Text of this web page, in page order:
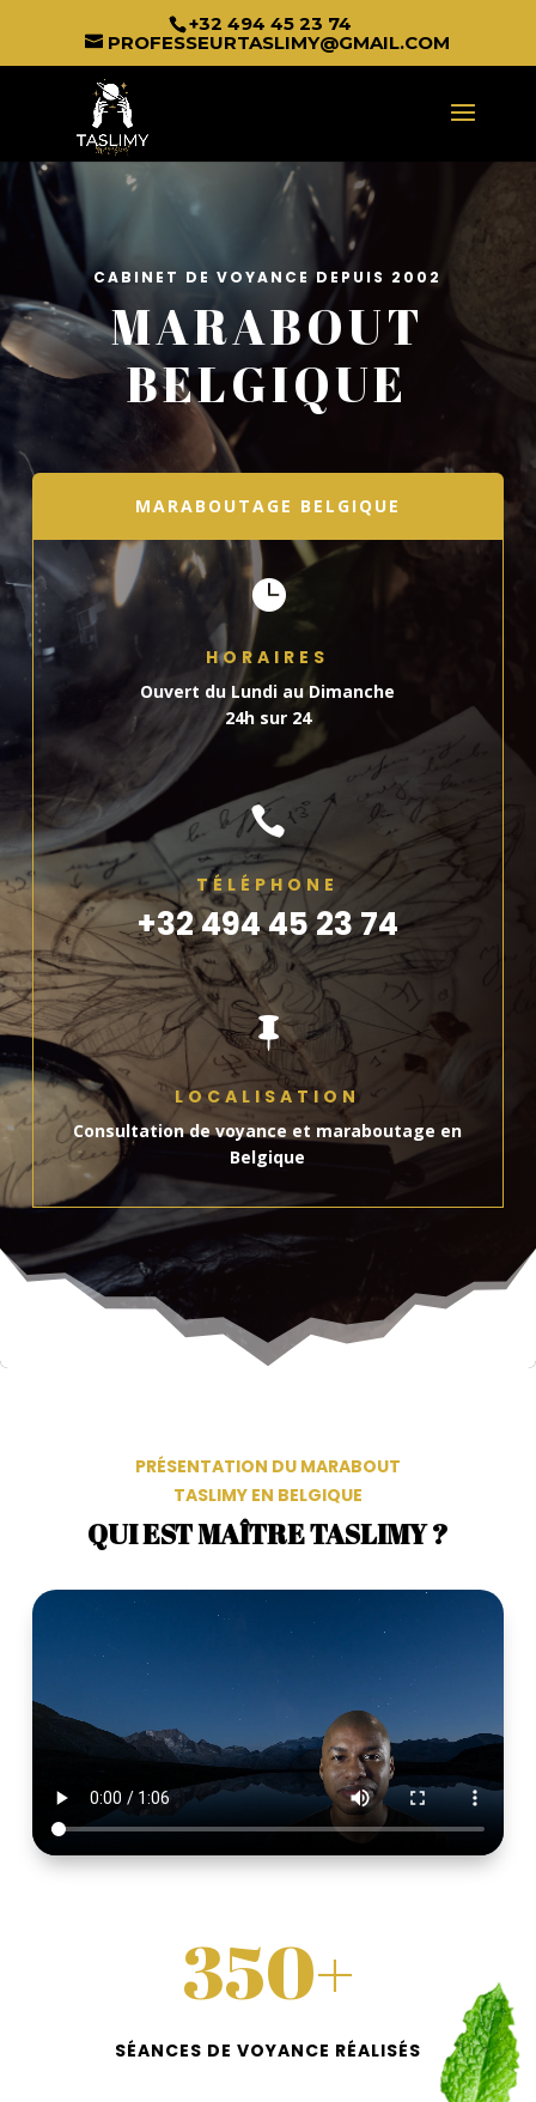
+32 494 45 23 74
PROFESSEURTASLIMY@GMAIL.COM
CABINET DE VOYANCE DEPUIS 2002
MARABOUT
BELGIQUE
MARABOUTAGE BELGIQUE

HORAIRES
Ouvert du Lundi au Dimanche
24h sur 24

TÉLÉPHONE
+32 494 45 23 74

LOCALISATION
Consultation de voyance et maraboutage en
Belgique
PRÉSENTATION DU MARABOUT
TASLIMY EN BELGIQUE
QUI EST MAÎTRE TASLIMY ?
350+
SÉANCES DE VOYANCE RÉALISÉS